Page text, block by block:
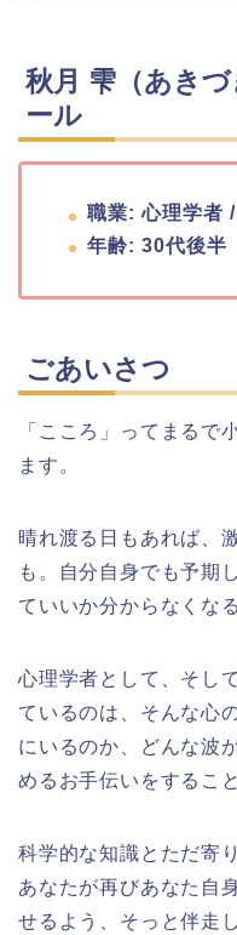
秋月 雫（あき
ール
職業: 心理学者
年齢: 30代後半
ごあいさつ
「こころ」ってまるで
ます。
晴れ渡る日もあれば、
も。自分自身でも予期
ていいか分からなくな
心理学者として、そし
ているのは、そんな心
にいるのか、どんな波
めるお手伝いをするこ
科学的な知識とただ寄
あなたが再びあなた自
せるよう、そっと伴走